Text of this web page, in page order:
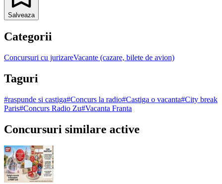
Salveaza
Categorii
Concursuri cu jurizareVacante (cazare, bilete de avion)
Taguri
#raspunde si castiga#Concurs la radio#Castiga o vacanta#City break
Paris#Concurs Radio Zu#Vacanta Franta
Concursuri similare active